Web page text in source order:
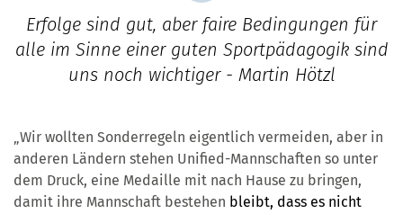
Erfolge sind gut, aber faire Bedingungen für
alle im Sinne einer guten Sportpädagogik sind
uns noch wichtiger - Martin Hötzl
„Wir wollten Sonderregeln eigentlich vermeiden, aber in
anderen Ländern stehen Unified-Mannschaften so unter
dem Druck, eine Medaille mit nach Hause zu bringen,
damit ihre Mannschaft bestehen bleibt, dass es nicht